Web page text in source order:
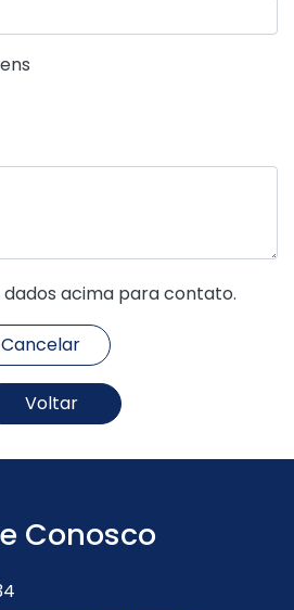
dados acima para contato.
Voltar
Conosco